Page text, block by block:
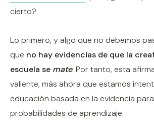
cierto?
Lo primero, y algo que no debemos
que no hay evidencias de que la
escuela se mate. Por tanto, esta
valiente, más ahora que estamos
educación basada en la evidencia
probabilidades de aprendizaje.